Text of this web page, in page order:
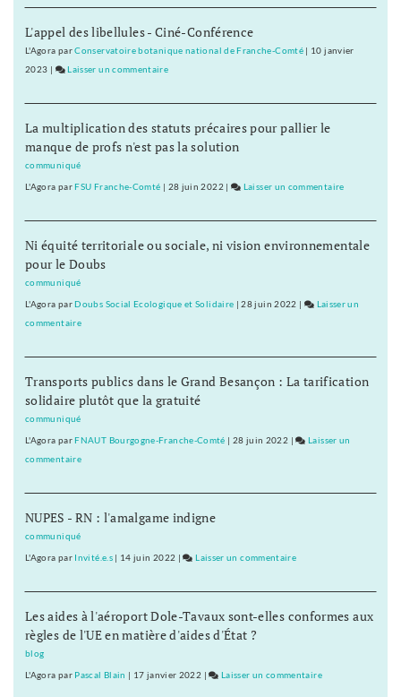
Séréna
rejoint
le
général
L'appel des libellules - Ciné-Conférence
L'Agora parConservatoire botanique national de Franche-Comté| 10 janvier
2023 | Laisser un commentaire
Séréna
rejoint
le
Tauzin
La multiplication des statuts précaires pour pallier le
manque de profs n'est pas la solution
communiqué
L'Agora parFSU Franche-Comté | 28 juin 2022 | Laisser un commentaire
Séréna
rejoint
Ni équité territoriale ou sociale, ni vision environnementale
pour le Doubs
communiqué
L'Agora parDoubs Social Ecologique et Solidaire |28 juin 2022 |
Laisser un
commentaireon
Séréna
rejoint
le
Tauzin
Transports publics dans le Grand Besançon : La tarification
solidaire plutôt que la gratuité
communiqué
L'Agora parFNAUT Bourgogne-Franche-Comté | 28 juin 2022 |
Laisser un
commentaireon
Séréna
rejoint
général
NUPES - RN : l'amalgame indigne
communiqué
L'Agora par Invité.e.s| 14 juin 2022 | Laisser un commentaire
Séréna
rejoint
Tauzin
Les aides à l'aéroport Dole-Tavaux sont-elles conformes aux
règles de l'UE en matière d'aides d'État ?
blog
L'Agora par Pascal Blain | 17 janvier 2022 | Laisser un commentaireon